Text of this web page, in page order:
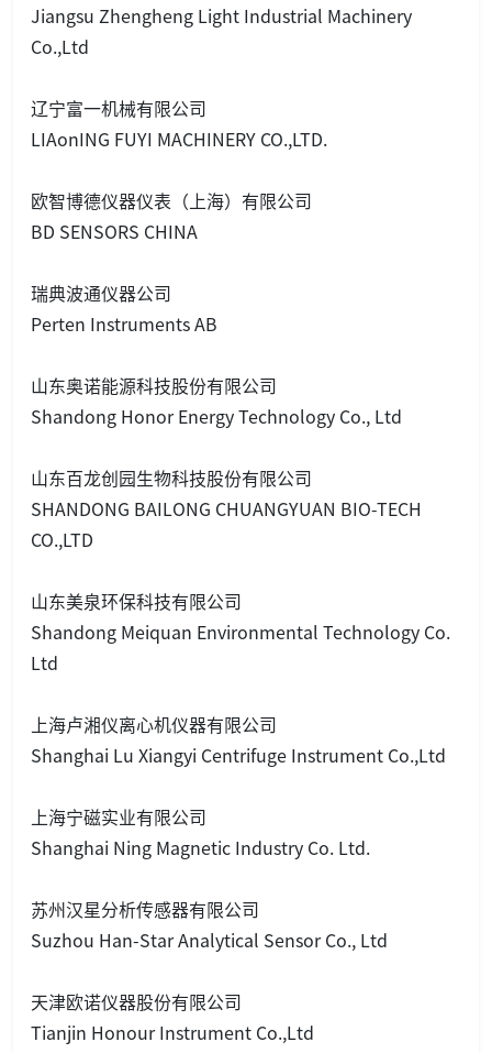
Jiangsu Zhengheng Light Industrial Machinery
Co.,Ltd
辽宁富一机械有限公司
LIAonING FUYI MACHINERY CO.,LTD.
欧智博德仪器仪表（上海）有限公司
BD SENSORS CHINA
瑞典波通仪器公司
Perten Instruments AB
山东奥诺能源科技股份有限公司
Shandong Honor Energy Technology Co., Ltd
山东百龙创园生物科技股份有限公司
SHANDONG BAILONG CHUANGYUAN BIO-TECH
CO.,LTD
山东美泉环保科技有限公司
Shandong Meiquan Environmental Technology Co.
Ltd
上海卢湘仪离心机仪器有限公司
Shanghai Lu Xiangyi Centrifuge Instrument Co.,Ltd
上海宁磁实业有限公司
Shanghai Ning Magnetic Industry Co. Ltd.
苏州汉星分析传感器有限公司
Suzhou Han-Star Analytical Sensor Co., Ltd
天津欧诺仪器股份有限公司
Tianjin Honour Instrument Co.,Ltd